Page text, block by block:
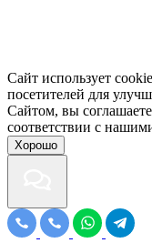
Сайт использует
посетителей для
Сайтом, вы
соответствии с
Хорошо